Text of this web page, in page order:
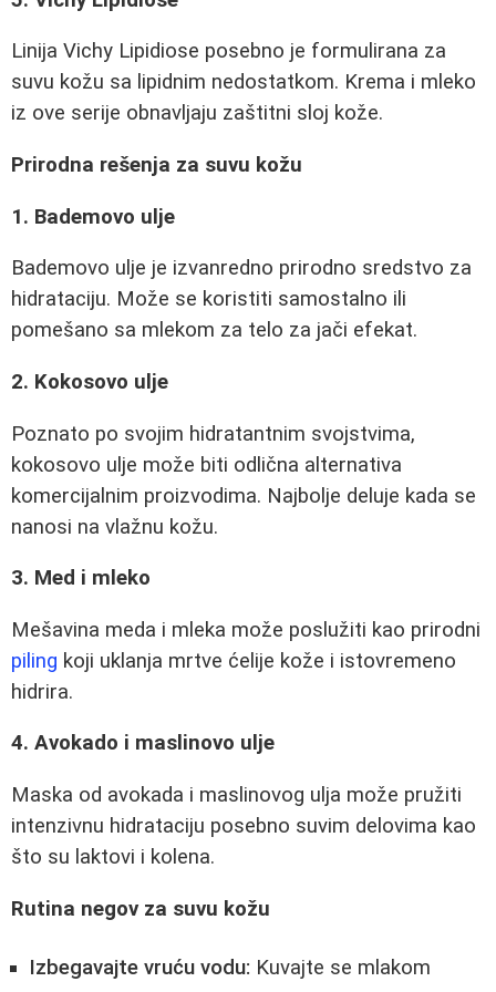
Linija Vichy Lipidiose posebno je formulirana za
suvu kožu sa lipidnim nedostatkom. Krema i mleko
iz ove serije obnavljaju zaštitni sloj kože.
Prirodna rešenja za suvu kožu
1. Bademovo ulje
Bademovo ulje je izvanredno prirodno sredstvo za
hidrataciju. Može se koristiti samostalno ili
pomešano sa mlekom za telo za jači efekat.
2. Kokosovo ulje
Poznato po svojim hidratantnim svojstvima,
kokosovo ulje može biti odlična alternativa
komercijalnim proizvodima. Najbolje deluje kada se
nanosi na vlažnu kožu.
3. Med i mleko
Mešavina meda i mleka može poslužiti kao prirodni
piling koji uklanja mrtve ćelije kože i istovremeno
hidrira.
4. Avokado i maslinovo ulje
Maska od avokada i maslinovog ulja može pružiti
intenzivnu hidrataciju posebno suvim delovima kao
što su laktovi i kolena.
Rutina negov za suvu kožu
Izbegavajte vruću vodu: Kuvajte se mlakom